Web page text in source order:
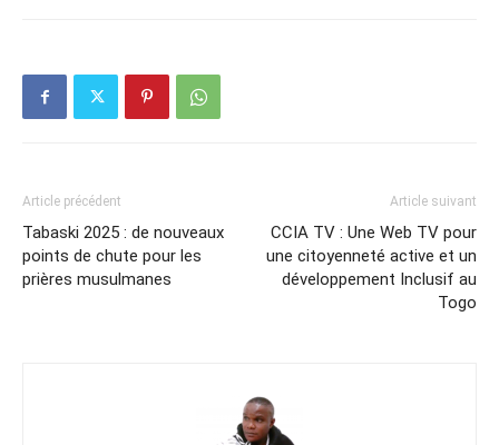
Article précédent
Tabaski 2025 : de nouveaux
points de chute pour les
prières musulmanes
Article suivant
CCIA TV : Une Web TV pour
une citoyenneté active et un
développement Inclusif au
Togo